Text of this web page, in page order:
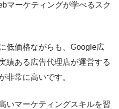
マーケティングが学べるスク
低価格ながらも、Google広
績ある広告代理店が運営する
非常に高いです。
いマーケティングスキルを習